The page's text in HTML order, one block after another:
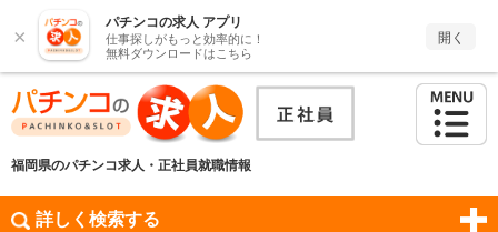
×
パチンコの求人 アプリ
仕事探しがもっと効率的に！
無料ダウンロードはこちら
開く
福岡県のパチンコ求人・正社員就職情報
詳しく検索する